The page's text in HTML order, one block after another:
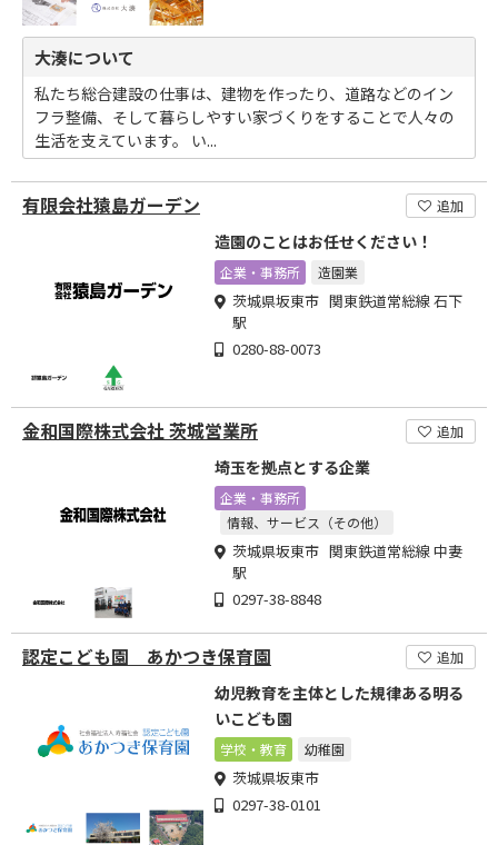
大湊について
私たち総合建設の仕事は、建物を作ったり、道路などのイン
フラ整備、そして暮らしやすい家づくりをすることで人々の
生活を支えています。 い...
有限会社猿島ガーデン 追加
造園のことはお任せください！
企業・事務所 造園業
茨城県坂東市 関東鉄道常総線 石下
駅
0280-88-0073
金和国際株式会社 茨城営業所 追加
埼玉を拠点とする企業
企業・事務所
情報、サービス（その他）
茨城県坂東市 関東鉄道常総線 中妻
駅
0297-38-8848
認定こども園 あかつき保育園 追加
幼児教育を主体とした規律ある明る
いこども園
学校・教育 幼稚園
茨城県坂東市
0297-38-0101